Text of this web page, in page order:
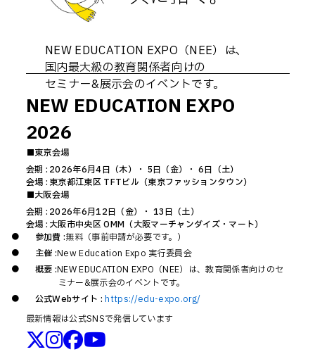
NEW EDUCATION EXPO（NEE）は、
国内最大級の教育関係者向けの
セミナー&展示会のイベントです。
NEW EDUCATION EXPO
2026
■東京会場
会期 : 2026年6月4日（木） ・ 5日（金） ・6日（土）
会場 : 東京都江東区 TFTビル（東京ファッションタウン）
■大阪会場
会期 : 2026年6月12日（金） ・ 13日（土）
会場 : 大阪市中央区 OMM（大阪マーチャンダイズ・マート）
参加費 :無料（事前申請が必要です。）
主催 :New Education Expo 実行委員会
概要 :NEW EDUCATION EXPO（NEE）は、教育関係者向けのセ
ミナー&展示会のイベントです。
公式Webサイト : https://edu-expo.org/
最新情報は公式SNSで発信しています